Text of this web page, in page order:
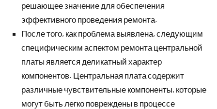
решающее значение для обеспечения
эффективного проведения ремонта.
После того, как проблема выявлена, следующим
специфическим аспектом ремонта центральной
платы является деликатный характер
компонентов. Центральная плата содержит
различные чувствительные компоненты, которые
могут быть легко повреждены в процессе